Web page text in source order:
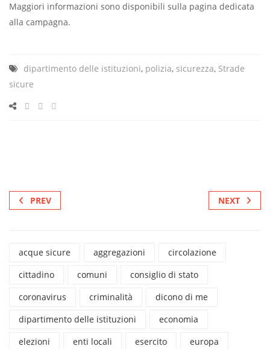
Maggiori informazioni sono disponibili sulla pagina dedicata
alla campagna.
dipartimento delle istituzioni, polizia, sicurezza, Strade
sicure
PREV NEXT
acque sicure aggregazioni
circolazione
cittadino
comuni
consiglio di stato
coronavirus
criminalità
dicono di me
dipartimento delle istituzioni
economia
elezioni
enti locali esercito
europa